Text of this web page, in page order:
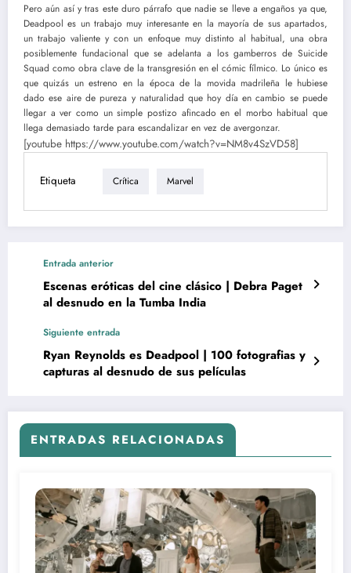
Pero aún así y tras este duro párrafo que nadie se lleve a engaños ya que,
Deadpool es un trabajo muy interesante en la mayoría de sus apartados,
un trabajo valiente y con un enfoque muy distinto al habitual, una obra
posiblemente fundacional que se adelanta a los gamberros de Suicide
Squad como obra clave de la transgresión en el cómic fílmico. Lo único es
que quizás un estreno en la época de la movida madrileña le hubiese
dado ese aire de pureza y naturalidad que hoy día en cambio se puede
llegar a ver como un simple postizo afincado en el morbo habitual que
llega demasiado tarde para escandalizar en vez de avergonzar.
[youtube https://www.youtube.com/watch?v=NM8v4SzVD58]
Etiqueta Crítica Marvel
Entrada anterior
Escenas eróticas del cine clásico | Debra Paget
al desnudo en la Tumba India
Siguiente entrada
Ryan Reynolds es Deadpool | 100 fotografias y
capturas al desnudo de sus películas
ENTRADAS RELACIONADAS